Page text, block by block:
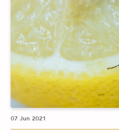
07 Jun 2021